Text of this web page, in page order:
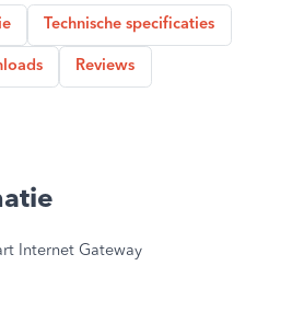
Technische specificaties
Reviews
Internet Gateway